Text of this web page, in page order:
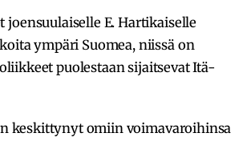
E. Hartikaiselle
ympäri Suomea, niissä on
puolestaan sijaitsevat Itä-
keskittynyt omiin voimavaroihinsa